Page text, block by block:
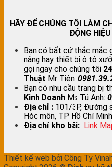
HÃY ĐỂ CHÚNG TÔI LÀM
ĐỘNG
Bạn có bất cứ thắc mắc
nâng hay thiết bị ô tô
gọi ngay cho chúng tôi
Thuật Mr Tiên:
Bạn có nhu cầu trang bị
Kinh Doanh Ms Tú Anh:
Địa chỉ : 101/3P, Đường
Hóc môn, TP Hồ Chí Minh
Địa chỉ kho bãi: Link
Thiết kế web bởi Công Ty